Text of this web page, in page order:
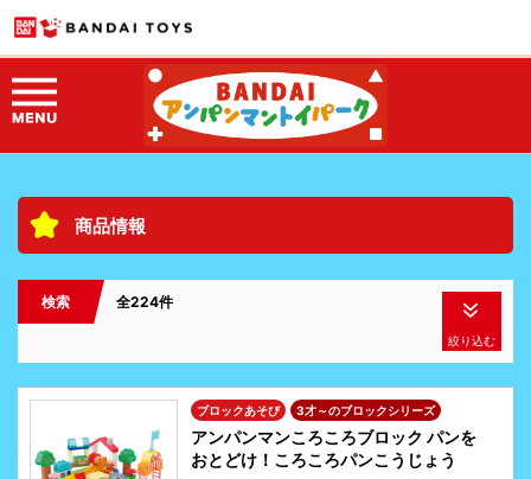
商品情報
検索 全224件
絞り込む
ブロックあそび 3才～のブロックシリーズ
アンパンマンころころブロック パンを
おとどけ！ころころパンこうじょう